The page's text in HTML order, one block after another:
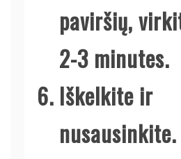
paviršių,
2-3 minutes.
Iškelkite ir
nusausinkite.